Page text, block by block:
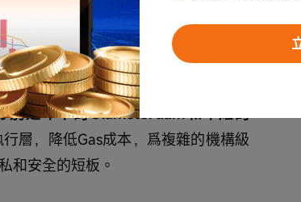
的破冰以及2026年兩次關鍵的升
有質押功能的ETF獲批，以太坊ETF
幅提升其對於機構的吸引力。
是年中的Glamsterdam和年底的
層，降低Gas成本，爲複雜的機構級
和安全的短板。